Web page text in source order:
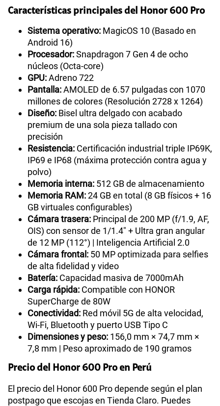
Características principales del Honor 600 Pro
Sistema operativo: MagicOS 10 (Basado en
Android 16)
Procesador:Snapdragon 7 Gen 4 de ocho
núcleos (Octa-core)
GPU:Adreno 722
Pantalla:AMOLED de 6.57 pulgadas con 1070
millones de colores (Resolución 2728 x 1264)
Diseño: Bisel ultra delgado con acabado
premium de una sola pieza tallado con
precisión
Resistencia: Certificación industrial triple IP69K,
IP69 e IP68 (máxima protección contra agua y
polvo)
Memoria interna: 512 GB de almacenamiento
Memoria RAM:24 GB en total (8 GB físicos + 16
GB virtuales configurables)
Cámara trasera: Principal de 200 MP (f/1.9, AF,
OIS) con sensor de 1/1.4" + Ultra gran angular
de 12 MP (112°) | Inteligencia Artificial 2.0
Cámara frontal: 50 MP optimizada para selfies
de alta fidelidad y video
Batería: Capacidad masiva de 7000mAh
Carga rápida: Compatible con HONOR
SuperCharge de 80W
Conectividad: Red móvil 5G de alta velocidad,
Wi-Fi, Bluetooth y puerto USB Tipo C
Dimensiones y peso: 156,0 mm × 74,7 mm ×
7,8 mm | Peso aproximado de 190 gramos
Precio del Honor 600 Pro en Perú
El precio del Honor 600 Pro depende según el plan
postpago que escojas en Tienda Claro. Puedes